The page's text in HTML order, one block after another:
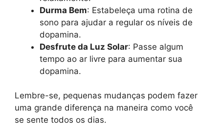
Durma Bem: Estabeleça uma rotina de
sono para ajudar a regular os níveis de
dopamina.
Desfrute da Luz Solar: Passe algum
tempo ao ar livre para aumentar sua
dopamina.
Lembre-se, pequenas mudanças podem fazer
uma grande diferença na maneira como você
se sente todos os dias.